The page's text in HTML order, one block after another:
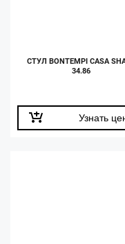
СТУЛ BONTEMPI CASA
34.86
Узнать